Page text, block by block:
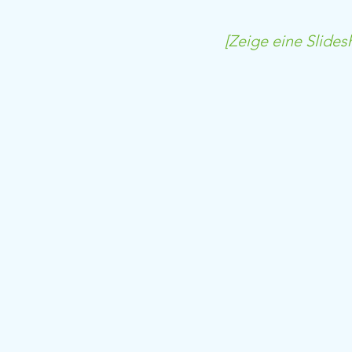
[Zeige eine